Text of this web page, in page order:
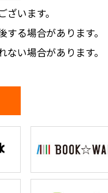
います。
る場合があります。
い場合があります。